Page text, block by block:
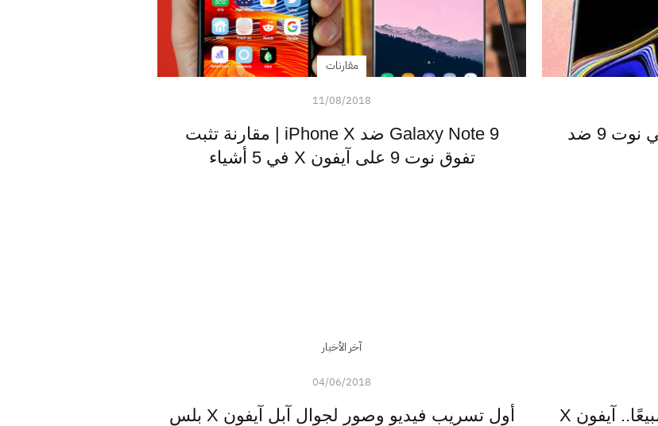
اختبار الشاشة والألوان - جالكسي نوت 9 ضد
مقارنات
11/08/2018
Galaxy Note 9 ضد iPhone X | مقارنة تثبت
تفوق نوت 9 على آيفون X في 5 أشياء
تعرف على أكثر الجوالات الذكية مبيعًا.. آيفون X
آخر الأخبار
04/06/2018
أول تسريب فيديو وصور لجوال آبل آيفون X بلس